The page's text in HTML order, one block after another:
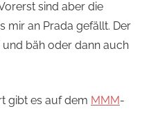
sind aber die
mir an Prada gefällt. Der
und bäh oder dann auch
gibt es auf dem MMM-